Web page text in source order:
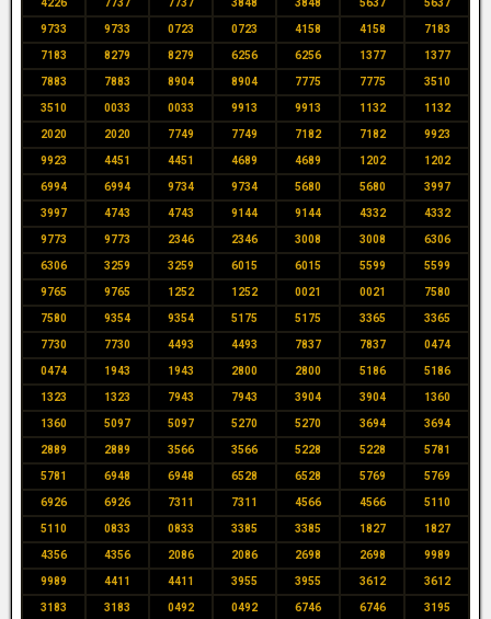
9733 9733 0723 0723 4158 4158 7183
7183 8279 8279 6256 6256 1377 1377
7883 7883 8904 8904 7775 7775 3510
3510 0033 0033 9913 9913 1132 1132
2020 2020 7749 7749 7182 7182 9923
9923 4451 4451 4689 4689 1202 1202
6994 6994 9734 9734 5680 5680 3997
3997 4743 4743 9144 9144 4332 4332
9773 9773 2346 2346 3008 3008 6306
6306 3259 3259 6015 6015 5599 5599
9765 9765 1252 1252 0021 0021 7580
7580 9354 9354 5175 5175 3365 3365
7730 7730 4493 4493 7837 7837 0474
0474 1943 1943 2800 2800 5186 5186
1323 1323 7943 7943 3904 3904 1360
1360 5097 5097 5270 5270 3694 3694
2889 2889 3566 3566 5228 5228 5781
5781 6948 6948 6528 6528 5769 5769
6926 6926 7311 7311 4566 4566 5110
5110 0833 0833 3385 3385 1827 1827
4356 4356 2086 2086 2698 2698 9989
9989 4411 4411 3955 3955 3612 3612
3183 3183 0492 0492 6746 6746 3195